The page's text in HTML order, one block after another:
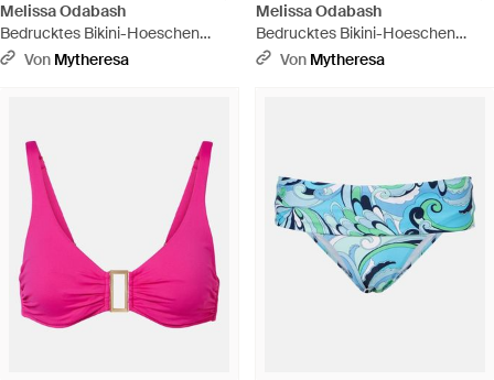
Melissa Odabash
Bedrucktes Bikini-Hoeschen
Cancun - Pink
Von Mytheresa
Melissa Odabash
Bedrucktes Bikini-Hoeschen
Cancun - Blau
Von Mytheresa